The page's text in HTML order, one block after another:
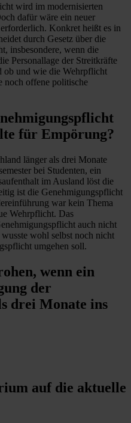
wird im modernisierten
dafür wäre ein neuer
erforderlich. Konkret heißt es in
durch Gesetz über die
insbesondere, wenn die
Personallage der Streitkräfte
ob und wie die Wehrpflicht
noch offene politische
für Empörung?
länger als drei Monate
bei Studenten, ein
im Ausland löst die
ist die Genehmigungspflicht
war kein Thema
Wehrpflicht. Das
auch nicht
wohl selbst noch nicht
umgehen soll.
wenn ein
der
drei Monate ins
auf die aktuelle